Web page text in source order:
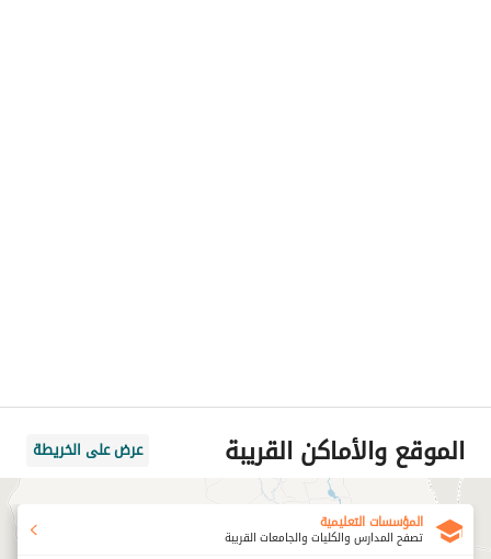
الموقع والأماكن القريبة عرض على الخريطة
المؤسسات التعليمية
تصفح المدارس والكليات والجامعات القريبة